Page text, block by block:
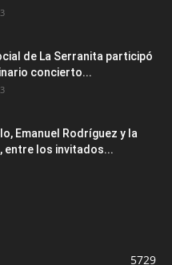
de La Serranita participó
concierto...
Emanuel Rodríguez y la
entre los invitados...
5729